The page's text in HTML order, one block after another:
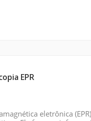
EPR
eletrônica